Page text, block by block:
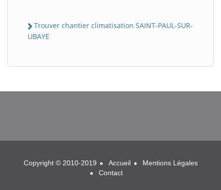
Trouver chantier climatisation SAINT-PAUL-SUR-
UBAYE
B
Copyright © 2010-2019 Accueil
Mentions Légales
Contact